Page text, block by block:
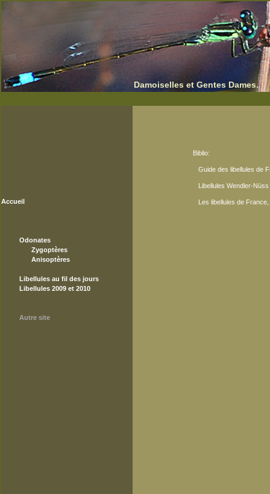
Damoiselles et Gentes Dames.
Accueil
Odonates
Zygoptères
Anisoptères
Libellules au fil des jours
Libellules 2009 et 2010
Autre site
Biblio:
Guide des libellules de
Libellules Wendler-
Les libellules de